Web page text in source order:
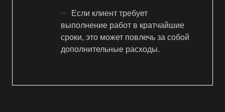
Если клиент требует
выполнение работ в кратчайшие
сроки, это может повлечь за собой
дополнительные расходы.